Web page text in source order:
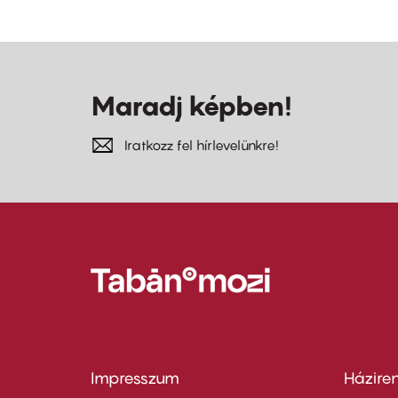
Maradj képben!
Iratkozz fel hírlevelünkre!
Footer
Impresszum